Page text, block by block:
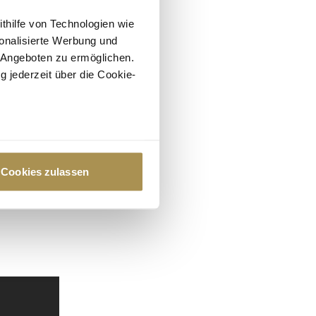
von Technologien wie
Werbung und
zu ermöglichen.
jederzeit über die Cookie-
Präferenzen im
Cookies zulassen